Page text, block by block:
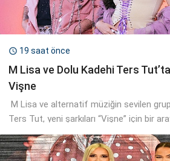
 19 saat önce
M Lisa ve Dolu Kadehi Ters
Vişne
M Lisa ve alternatif müziğin sevilen
Ters Tut, yeni şarkıları “Vişne” için bir